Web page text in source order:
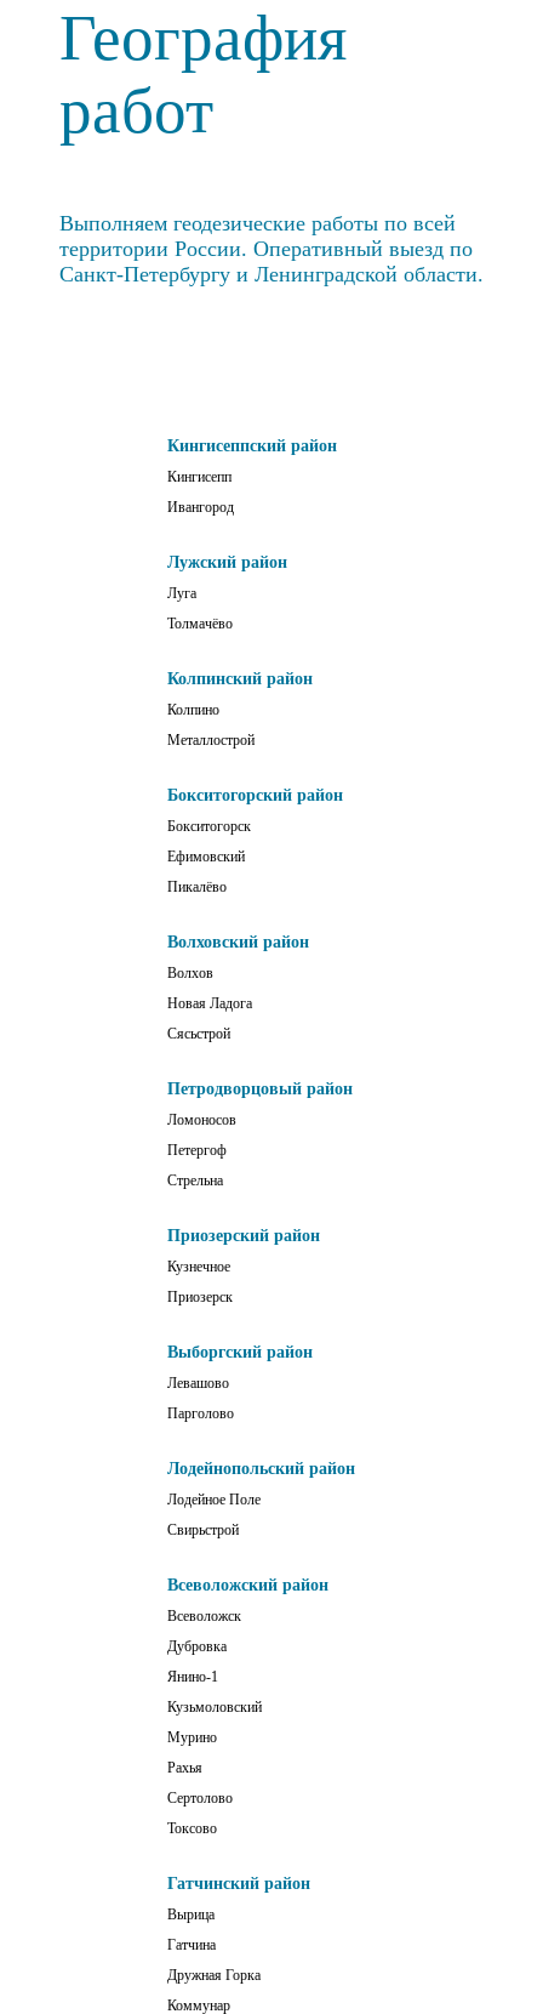
География
работ
Выполняем геодезические работы по всей
территории России. Оперативный выезд по
Санкт-Петербургу и Ленинградской области.
Кингисеппский район
Кингисепп
Ивангород
Лужский район
Луга
Толмачёво
Колпинский район
Колпино
Металлострой
Бокситогорский район
Бокситогорск
Ефимовский
Пикалёво
Волховский район
Волхов
Новая Ладога
Сясьстрой
Петродворцовый район
Ломоносов
Петергоф
Стрельна
Приозерский район
Кузнечное
Приозерск
Выборгский район
Левашово
Парголово
Лодейнопольский район
Лодейное Поле
Свирьстрой
Всеволожский район
Всеволожск
Дубровка
Янино-1
Кузьмоловский
Мурино
Рахья
Сертолово
Токсово
Гатчинский район
Вырица
Гатчина
Дружная Горка
Коммунар